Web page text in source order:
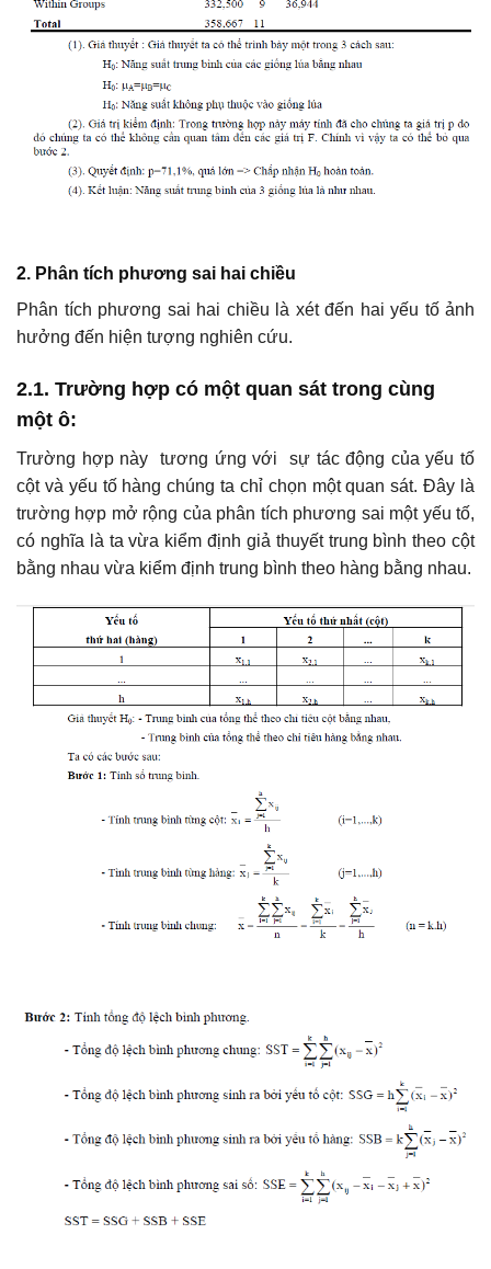
2. Phân tích phương sai hai chiều
Phân tích phương sai hai chiều là xét đến hai yếu tố ảnh
hưởng đến hiện tượng nghiên cứu.
2.1. Trường hợp có một quan sát trong cùng
một ô:
Trường hợp này tương ứng với sự tác động của yếu tố
cột và yếu tố hàng chúng ta chỉ chọn một quan sát. Đây là
trường hợp mở rộng của phân tích phương sai một yếu tố,
có nghĩa là ta vừa kiểm định giả thuyết trung bình theo cột
bằng nhau vừa kiểm định trung bình theo hàng bằng nhau.